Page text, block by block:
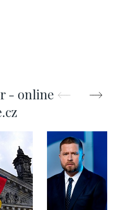
- online